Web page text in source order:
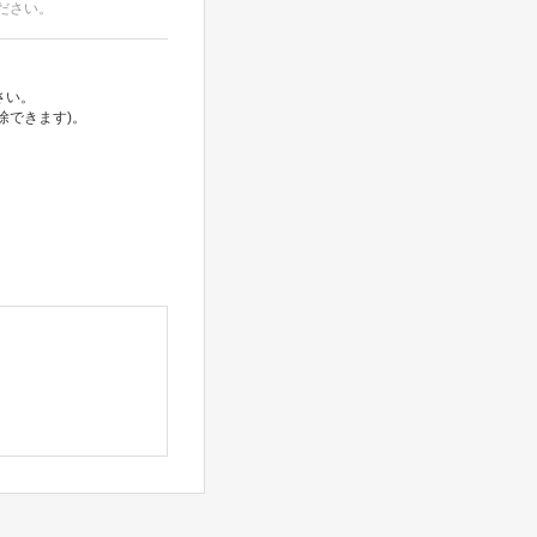
い。
。
きます)。